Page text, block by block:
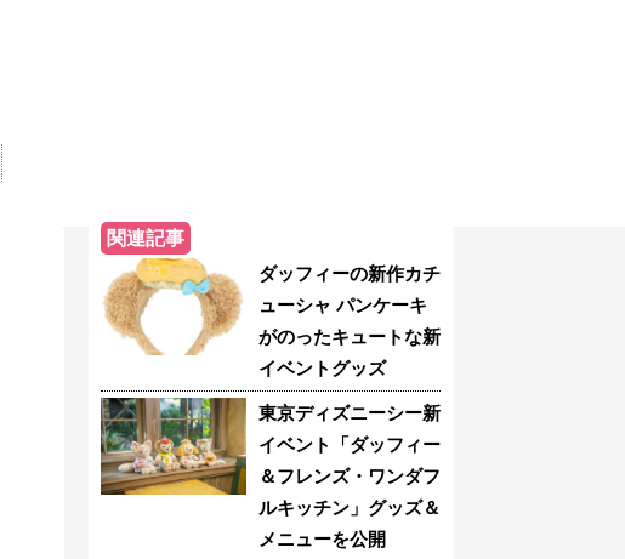
関連記事
ダッフィーの新作カチ
ューシャ パンケーキ
がのったキュートな新
イベントグッズ
東京ディズニーシー新
イベント「ダッフィー
＆フレンズ・ワンダフ
ルキッチン」グッズ＆
メニューを公開